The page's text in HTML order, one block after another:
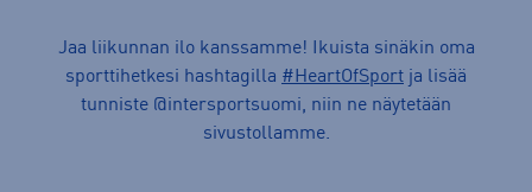
Jaa liikunnan ilo kanssamme! Ikuista sinäkin oma
sporttihetkesi hashtagilla #HeartOfSport ja lisää
tunniste @intersportsuomi, niin ne näytetään
sivustollamme.